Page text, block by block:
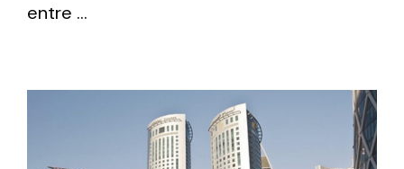
The incorporation of Novovent into the group
meant a greater offer of ventilation products for
entre ...